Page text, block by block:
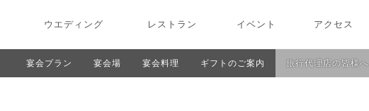
ウエディング レストラン イベント アクセス
宴会プラン 宴会場 宴会料理 ギフトのご案内 旅行代理店の皆様へ